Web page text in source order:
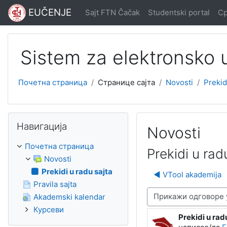
Иди на главни садржај
EUČENJE Sajt FTN Čačak Studentski portal
Sistem za elektronsko
Почетна страница Странице сајта Novosti
Novosti
Prekidi u
◀︎ VTool akademija
Начин приказивања
Prekidi u
Број
Навигација
Почетна страница
Novosti
Prekidi u radu sajta
Pravila sajta
Akademski kalendar
Курсеви